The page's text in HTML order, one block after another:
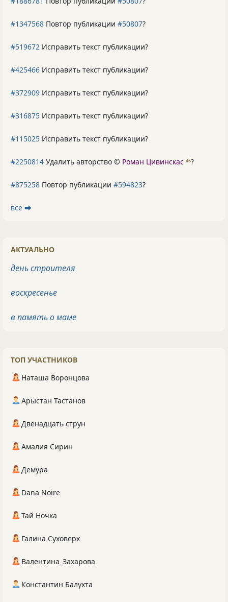
#1347568 Повтор публикации #50807?
#519672 Исправить текст публикации?
#425466 Исправить текст публикации?
#372909 Исправить текст публикации?
#316875 Исправить текст публикации?
#115025 Исправить текст публикации?
#2250814 Удалить авторство © Роман Цивинскас 46?
#875258 Повтор публикации #594823?
все ⮕
АКТУАЛЬНО
день строителя
воскресенье
в память о маме
ТОП УЧАСТНИКОВ
Наташа Воронцова
Арыстан Тастанов
Двенадцать струн
Амалия Сирин
Демура
Dana Noire
Тай Ночка
Галина Суховерх
Валентина_Захарова
Константин Балухта